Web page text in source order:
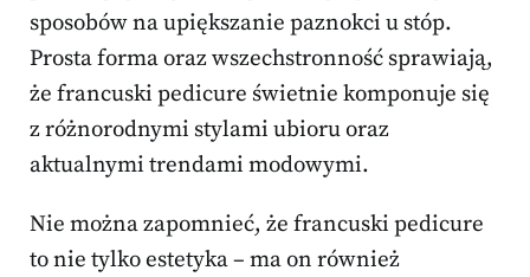
sposobów na upiększanie paznokci u stóp.
Prosta forma oraz wszechstronność sprawiają,
że francuski pedicure świetnie komponuje się
z różnorodnymi stylami ubioru oraz
aktualnymi trendami modowymi.
Nie można zapomnieć, że francuski pedicure
to nie tylko estetyka – ma on również